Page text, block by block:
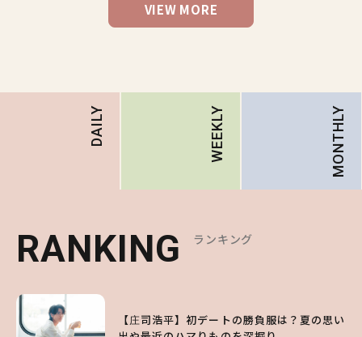
VIEW MORE
DAILY WEEKLY MONTHLY
RANKING ランキング
【庄司浩平】初デートの勝負服は？夏の思い
RANKING ランキング
【大原優乃】夏メイクはプレイフルに！ドキ
RANKING ランキング
【SNIDEL】長濱ねるとロマンティックトラ